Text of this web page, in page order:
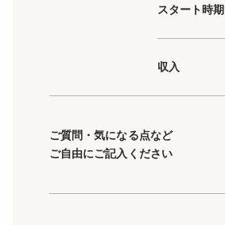
スタート時期
収入
ご質問・気になる点など
ご自由にご記入ください